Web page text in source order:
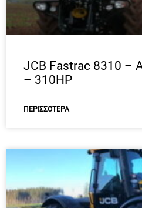
JCB Fastrac 8310 –
– 310HP
ΠΕΡΙΣΣΌΤΕΡΑ